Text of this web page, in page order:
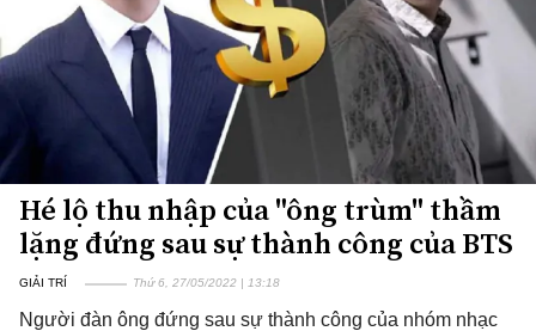
Hé lộ thu nhập của "ông trùm" thầm
lặng đứng sau sự thành công của BTS
GIẢI TRÍ Thứ 6, 27/05/2022 | 13:18
Người đàn ông đứng sau sự thành công của nhóm nhạc